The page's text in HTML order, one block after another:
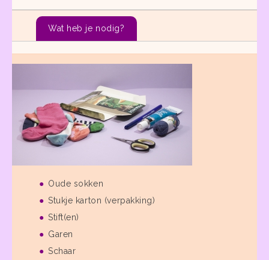
Wat heb je nodig?
Oude sokken
Stukje karton (verpakking)
Stift(en)
Garen
Schaar